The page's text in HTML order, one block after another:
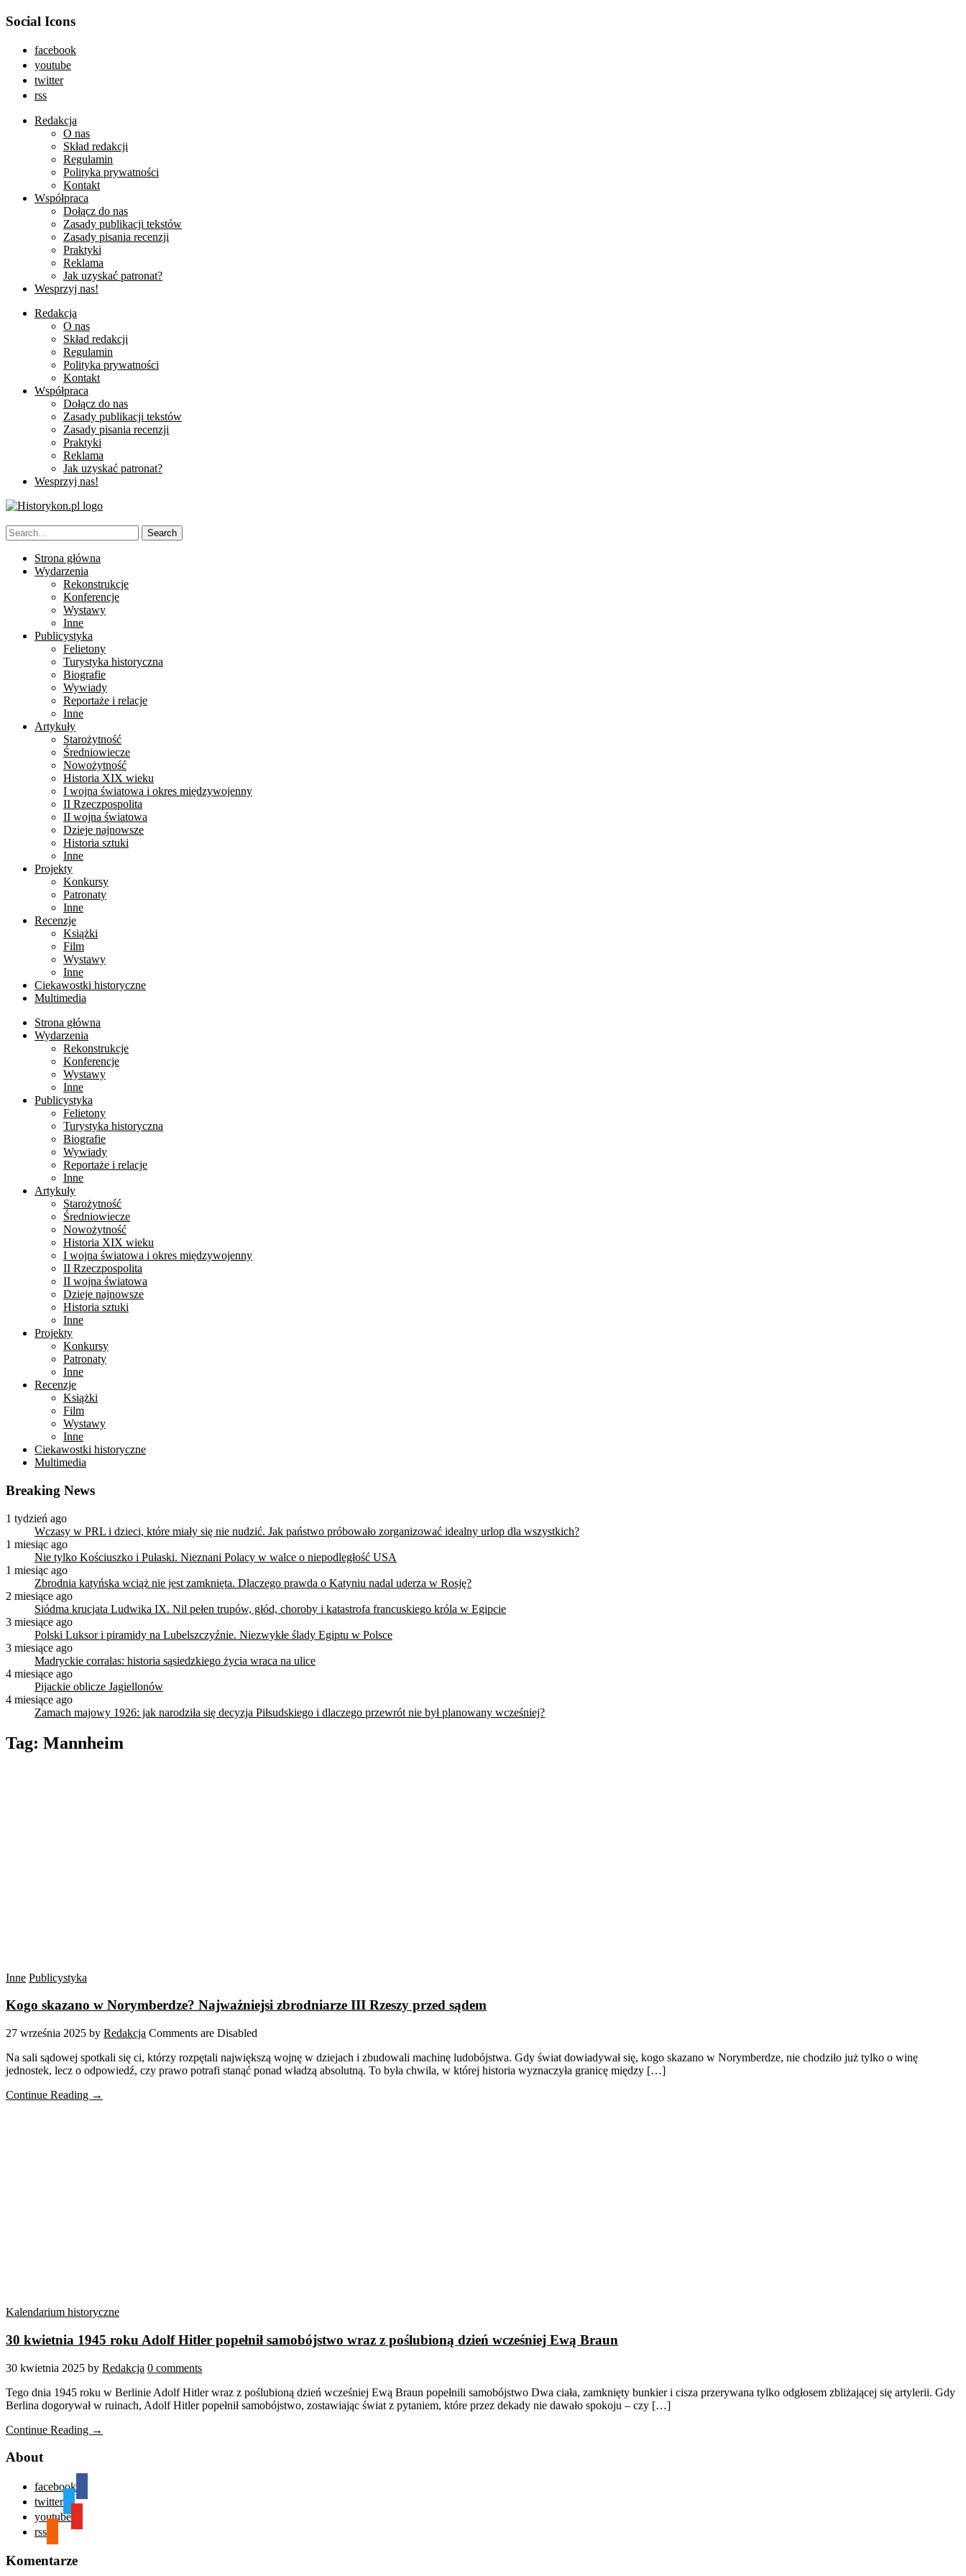
Social Icons
facebook
youtube
twitter
rss
Redakcja
O nas
Skład redakcji
Regulamin
Polityka prywatności
Kontakt
Współpraca
Dołącz do nas
Zasady publikacji tekstów
Zasady pisania recenzji
Praktyki
Reklama
Jak uzyskać patronat?
Wesprzyj nas!
Redakcja
O nas
Skład redakcji
Regulamin
Polityka prywatności
Kontakt
Współpraca
Dołącz do nas
Zasady publikacji tekstów
Zasady pisania recenzji
Praktyki
Reklama
Jak uzyskać patronat?
Wesprzyj nas!
Strona główna
Wydarzenia
Rekonstrukcje
Konferencje
Wystawy
Inne
Publicystyka
Felietony
Turystyka historyczna
Biografie
Wywiady
Reportaże i relacje
Inne
Artykuły
Starożytność
Średniowiecze
Nowożytność
Historia XIX wieku
I wojna światowa i okres międzywojenny
II Rzeczpospolita
II wojna światowa
Dzieje najnowsze
Historia sztuki
Inne
Projekty
Konkursy
Patronaty
Inne
Recenzje
Książki
Film
Wystawy
Inne
Ciekawostki historyczne
Multimedia
Strona główna
Wydarzenia
Rekonstrukcje
Konferencje
Wystawy
Inne
Publicystyka
Felietony
Turystyka historyczna
Biografie
Wywiady
Reportaże i relacje
Inne
Artykuły
Starożytność
Średniowiecze
Nowożytność
Historia XIX wieku
I wojna światowa i okres międzywojenny
II Rzeczpospolita
II wojna światowa
Dzieje najnowsze
Historia sztuki
Inne
Projekty
Konkursy
Patronaty
Inne
Recenzje
Książki
Film
Wystawy
Inne
Ciekawostki historyczne
Multimedia
Breaking News
1 tydzień ago
Wczasy w PRL i dzieci, które miały się nie nudzić. Jak państwo próbowało zorganizować idealny urlop dla wszystkich?
1 miesiąc ago
Nie tylko Kościuszko i Pułaski. Nieznani Polacy w walce o niepodległość USA
1 miesiąc ago
Zbrodnia katyńska wciąż nie jest zamknięta. Dlaczego prawda o Katyniu nadal uderza w Rosję?
2 miesiące ago
Siódma krucjata Ludwika IX. Nil pełen trupów, głód, choroby i katastrofa francuskiego króla w Egipcie
3 miesiące ago
Polski Luksor i piramidy na Lubelszczyźnie. Niezwykłe ślady Egiptu w Polsce
3 miesiące ago
Madryckie corralas: historia sąsiedzkiego życia wraca na ulice
4 miesiące ago
Pijackie oblicze Jagiellonów
4 miesiące ago
Zamach majowy 1926: jak narodziła się decyzja Piłsudskiego i dlaczego przewrót nie był planowany wcześniej?
Tag: Mannheim
Inne Publicystyka
Kogo skazano w Norymberdze? Najważniejsi zbrodniarze III Rzeszy przed sądem
27 września 2025 by Redakcja Comments are Disabled
Na sali sądowej spotkali się ci, którzy rozpętali największą wojnę w dziejach i zbudowali machinę ludobójstwa. Gdy świat dowiadywał się, kogo skazano w Norymberdze, nie chodziło już tylko o winę
jednostek, lecz o odpowiedź, czy prawo potrafi stanąć ponad władzą absolutną. To była chwila, w której historia wyznaczyła granicę między […]
Continue Reading →
Kalendarium historyczne
30 kwietnia 1945 roku Adolf Hitler popełnił samobójstwo wraz z poślubioną dzień wcześniej Ewą Braun
30 kwietnia 2025 by Redakcja 0 comments
Tego dnia 1945 roku w Berlinie Adolf Hitler wraz z poślubioną dzień wcześniej Ewą Braun popełnili samobójstwo Dwa ciała, zamknięty bunkier i cisza przerywana tylko odgłosem zbliżającej się artylerii. Gdy
Berlina dogorywał w ruinach, Adolf Hitler popełnił samobójstwo, zostawiając świat z pytaniem, które przez dekady nie dawało spokoju – czy […]
Continue Reading →
About
facebook
twitter
youtube
rss
Komentarze